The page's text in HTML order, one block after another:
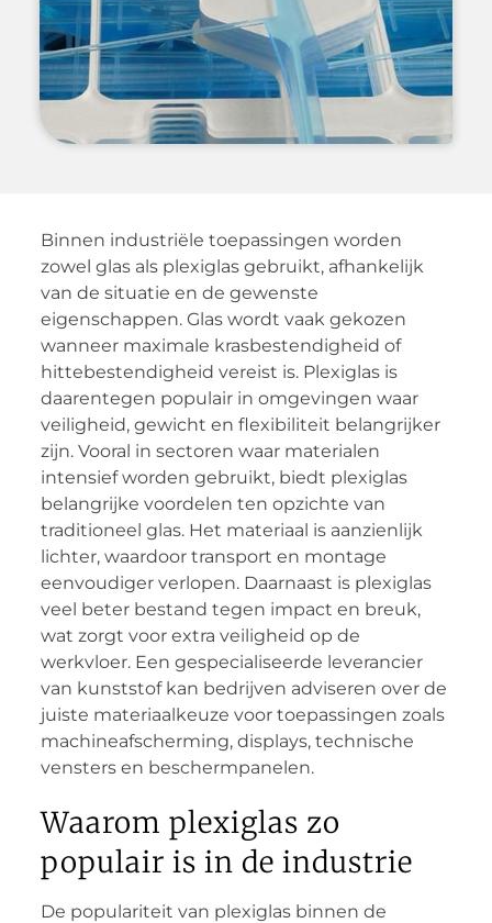
Binnen industriële toepassingen worden
zowel glas als plexiglas gebruikt, afhankelijk
van de situatie en de gewenste
eigenschappen. Glas wordt vaak gekozen
wanneer maximale krasbestendigheid of
hittebestendigheid vereist is. Plexiglas is
daarentegen populair in omgevingen waar
veiligheid, gewicht en flexibiliteit belangrijker
zijn. Vooral in sectoren waar materialen
intensief worden gebruikt, biedt plexiglas
belangrijke voordelen ten opzichte van
traditioneel glas. Het materiaal is aanzienlijk
lichter, waardoor transport en montage
eenvoudiger verlopen. Daarnaast is plexiglas
veel beter bestand tegen impact en breuk,
wat zorgt voor extra veiligheid op de
werkvloer. Een gespecialiseerde leverancier
van kunststof kan bedrijven adviseren over de
juiste materiaalkeuze voor toepassingen zoals
machineafscherming, displays, technische
vensters en beschermpanelen.
Waarom plexiglas zo
populair is in de industrie
De populariteit van plexiglas binnen de